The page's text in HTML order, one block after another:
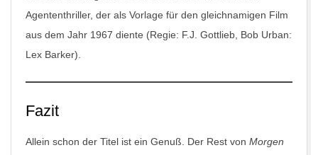
Agententhriller, der als Vorlage für den gleichnamigen Film
aus dem Jahr 1967 diente (Regie: F.J. Gottlieb, Bob Urban:
Lex Barker).
Fazit
Allein schon der Titel ist ein Genuß. Der Rest von Morgen